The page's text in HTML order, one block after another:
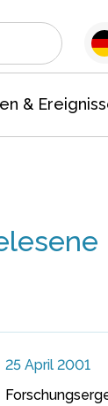
&
25 April 2001